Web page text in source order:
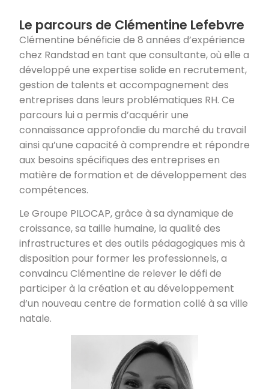
Le parcours de Clémentine Lefebvre
Clémentine bénéficie de 8 années d’expérience
chez Randstad en tant que consultante, où elle a
développé une expertise solide en recrutement,
gestion de talents et accompagnement des
entreprises dans leurs problématiques RH. Ce
parcours lui a permis d’acquérir une
connaissance approfondie du marché du travail
ainsi qu’une capacité à comprendre et répondre
aux besoins spécifiques des entreprises en
matière de formation et de développement des
compétences.
Le Groupe PILOCAP, grâce à sa dynamique de
croissance, sa taille humaine, la qualité des
infrastructures et des outils pédagogiques mis à
disposition pour former les professionnels, a
convaincu Clémentine de relever le défi de
participer à la création et au développement
d’un nouveau centre de formation collé à sa ville
natale.